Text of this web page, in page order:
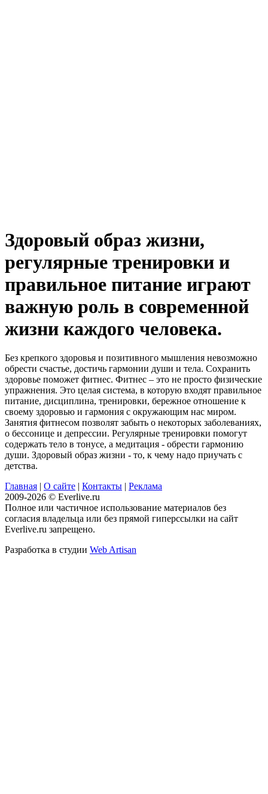
Здоровый образ жизни,
регулярные тренировки и
правильное питание играют
важную роль в современной
жизни каждого человека.
Без крепкого здоровья и позитивного мышления невозможно
обрести счастье, достичь гармонии души и тела. Сохранить
здоровье поможет фитнес. Фитнес – это не просто физические
упражнения. Это целая система, в которую входят правильное
питание, дисциплина, тренировки, бережное отношение к
своему здоровью и гармония с окружающим нас миром.
Занятия фитнесом позволят забыть о некоторых заболеваниях,
о бессонице и депрессии. Регулярные тренировки помогут
содержать тело в тонусе, а медитация - обрести гармонию
души. Здоровый образ жизни - то, к чему надо приучать с
детства.
Главная | О сайте | Контакты | Реклама
2009-2026 © Everlive.ru
Полное или частичное использование материалов без
согласия владельца или без прямой гиперссылки на сайт
Everlive.ru запрещено.
Разработка в студии Web Artisan